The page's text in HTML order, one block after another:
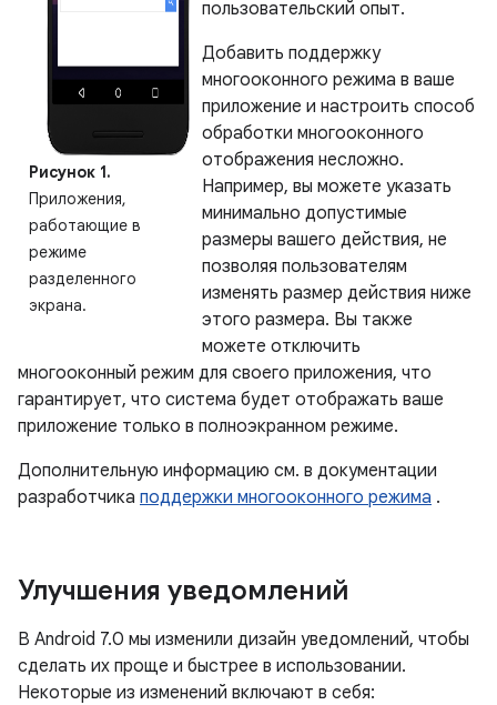
Рисунок 1.
Приложения,
работающие в
режиме
разделенного
экрана.
пользовательский опыт.
Добавить поддержку
многооконного режима в ваше
приложение и настроить способ
обработки многооконного
отображения несложно.
Например, вы можете указать
минимально допустимые
размеры вашего действия, не
позволяя пользователям
изменять размер действия ниже
этого размера. Вы также
можете отключить
многооконный режим для своего приложения, что
гарантирует, что система будет отображать ваше
приложение только в полноэкранном режиме.
Дополнительную информацию см. в документации
разработчика поддержки многооконного режима .
Улучшения уведомлений
В Android 7.0 мы изменили дизайн уведомлений, чтобы
сделать их проще и быстрее в использовании.
Некоторые из изменений включают в себя: